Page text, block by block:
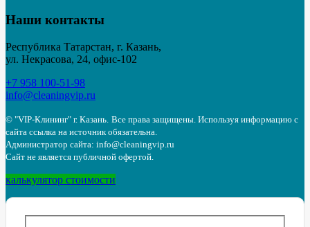
Наши контакты
Республика Татарстан, г. Казань,
ул. Некрасова, 24, офис-102
+7 958 100-51-98
info@cleaningvip.ru
© "VIP-Клининг" г. Казань. Все права защищены. Используя информацию с
сайта ссылка на источник обязательна.
Администратор сайта: info@cleaningvip.ru
Сайт не является публичной офертой.
калькулятор стоимости